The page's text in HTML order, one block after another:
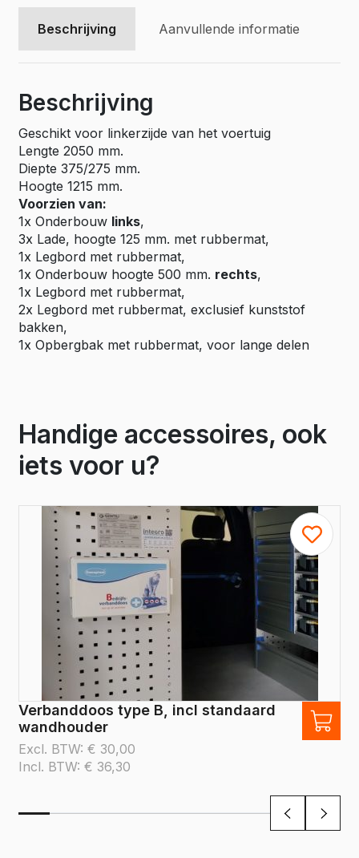
aantal
Beschrijving Aanvullende informatie
Beschrijving
Geschikt voor linkerzijde van het voertuig
Lengte 2050 mm.
Diepte 375/275 mm.
Hoogte 1215 mm.
Voorzien van:
1x Onderbouw links,
3x Lade, hoogte 125 mm. met rubbermat,
1x Legbord met rubbermat,
1x Onderbouw hoogte 500 mm. rechts,
1x Legbord met rubbermat,
2x Legbord met rubbermat, exclusief kunststof
bakken,
1x Opbergbak met rubbermat, voor lange delen
Handige accessoires, ook
iets voor u?
Verbanddoos type B, incl standaard
wandhouder
Excl. BTW: € 30,00
Incl. BTW: € 36,30